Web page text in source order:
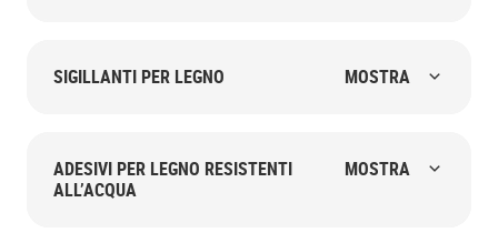
SIGILLANTI PER LEGNO MOSTRA
ADESIVI PER LEGNO RESISTENTI
ALL’ACQUA
MOSTRA